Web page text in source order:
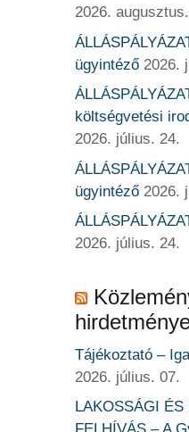
2026.
ügyintéző 2026.
költségvetési
2026. július. 24.
ügyintéző 2026.
2026. július. 24.
Tájékoztató –
2026. július. 07.
LAKOSSÁGI ÉS